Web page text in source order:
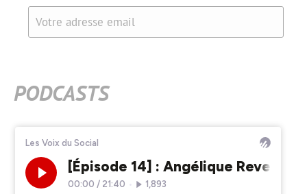
Votre adresse email
PODCASTS